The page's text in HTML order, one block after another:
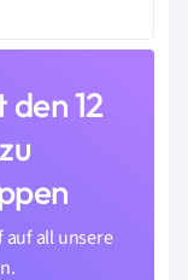
12
auf all unsere